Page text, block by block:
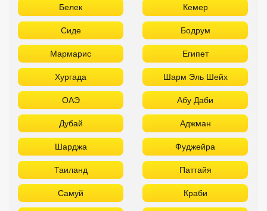
Белек Кемер
Сиде Бодрум
Мармарис Египет
Хургада Шарм Эль Шейх
ОАЭ Абу Даби
Дубай Аджман
Шарджа Фуджейра
Таиланд Паттайя
Самуй Краби